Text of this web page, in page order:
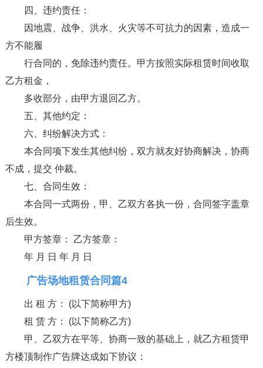
四、违约责任：
因地震、战争、洪水、火灾等不可抗力的因素，造成一
方不能履
行合同的，免除违约责任。甲方按照实际租赁时间收取
乙方租金，
多收部分，由甲方退回乙方。
五、其他约定：
六、纠纷解决方式：
本合同项下发生其他纠纷，双方就友好协商解决，协商
不成，提交 仲裁。
七、合同生效：
本合同一式两份，甲、乙双方各执一份，合同签字盖章
后生效。
甲方签章： 乙方签章：
年 月 日 年 月 日
广告场地租赁合同篇4
出 租 方： (以下简称甲方)
租 赁 方： (以下简称乙方)
甲、乙双方在平等、协商一致的基础上，就乙方租赁甲
方楼顶制作广告牌达成如下协议：